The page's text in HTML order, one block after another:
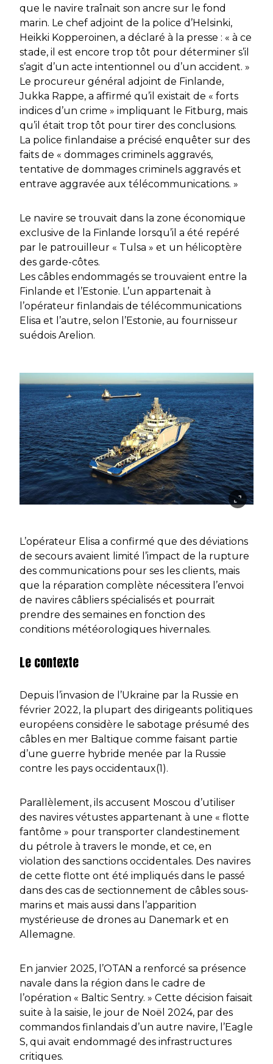
que le navire traînait son ancre sur le fond
marin. Le chef adjoint de la police d’Helsinki,
Heikki Kopperoinen, a déclaré à la presse : « à ce
stade, il est encore trop tôt pour déterminer s’il
s’agit d’un acte intentionnel ou d’un accident. »
Le procureur général adjoint de Finlande,
Jukka Rappe, a affirmé qu’il existait de « forts
indices d’un crime » impliquant le Fitburg, mais
qu’il était trop tôt pour tirer des conclusions.
La police finlandaise a précisé enquêter sur des
faits de « dommages criminels aggravés,
tentative de dommages criminels aggravés et
entrave aggravée aux télécommunications. »
Le navire se trouvait dans la zone économique
exclusive de la Finlande lorsqu’il a été repéré
par le patrouilleur « Tulsa » et un hélicoptère
des garde-côtes.
Les câbles endommagés se trouvaient entre la
Finlande et l’Estonie. L’un appartenait à
l’opérateur finlandais de télécommunications
Elisa et l’autre, selon l’Estonie, au fournisseur
suédois Arelion.
L’opérateur Elisa a confirmé que des déviations
de secours avaient limité l’impact de la rupture
des communications pour ses les clients, mais
que la réparation complète nécessitera l’envoi
de navires câbliers spécialisés et pourrait
prendre des semaines en fonction des
conditions météorologiques hivernales.
Le contexte
Depuis l’invasion de l’Ukraine par la Russie en
février 2022, la plupart des dirigeants politiques
européens considère le sabotage présumé des
câbles en mer Baltique comme faisant partie
d’une guerre hybride menée par la Russie
contre les pays occidentaux(1).
Parallèlement, ils accusent Moscou d’utiliser
des navires vétustes appartenant à une « flotte
fantôme » pour transporter clandestinement
du pétrole à travers le monde, et ce, en
violation des sanctions occidentales. Des navires
de cette flotte ont été impliqués dans le passé
dans des cas de sectionnement de câbles sous-
marins et mais aussi dans l’apparition
mystérieuse de drones au Danemark et en
Allemagne.
En janvier 2025, l’OTAN a renforcé sa présence
navale dans la région dans le cadre de
l’opération « Baltic Sentry. » Cette décision faisait
suite à la saisie, le jour de Noël 2024, par des
commandos finlandais d’un autre navire, l’Eagle
S, qui avait endommagé des infrastructures
critiques.